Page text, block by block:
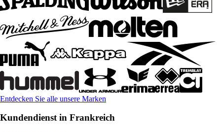
Entdecken Sie alle unsere Marken
Kundendienst in Frankreich